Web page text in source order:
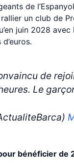
de
un club de
juin 2028
de
Le
bénéficier de